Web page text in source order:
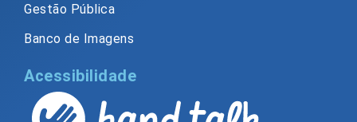
Gestão Pública
Banco de Imagens
Acessibilidade